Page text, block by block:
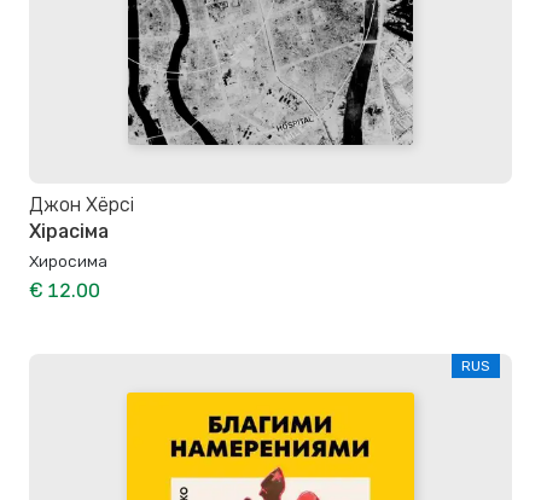
Джон Хёрсі
Хірасіма
Хиросима
€ 12.00
RUS